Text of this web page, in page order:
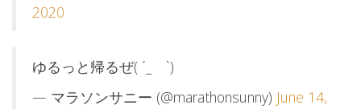
2020
ゆるっと帰るぜ( ´_ゝ`)
— マラソンサニー (@marathonsunny) June 14,